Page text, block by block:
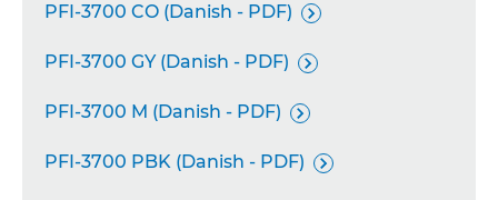
PFI-3700 CO (Danish - PDF) 
PFI-3700 GY (Danish - PDF) 
PFI-3700 M (Danish - PDF) 
PFI-3700 PBK (Danish - PDF) 